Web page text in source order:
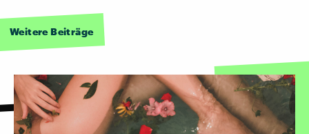
Weitere Beiträge